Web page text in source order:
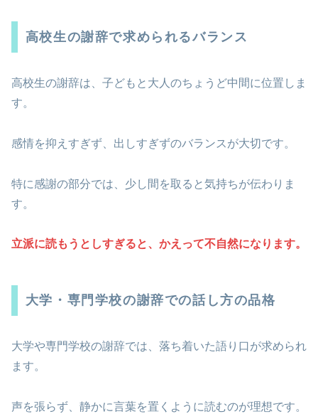
高校生の謝辞で求められるバランス
高校生の謝辞は、子どもと大人のちょうど中間に位置しま
す。
感情を抑えすぎず、出しすぎずのバランスが大切です。
特に感謝の部分では、少し間を取ると気持ちが伝わりま
す。
立派に読もうとしすぎると、かえって不自然になります。
大学・専門学校の謝辞での話し方の品格
大学や専門学校の謝辞では、落ち着いた語り口が求められ
ます。
声を張らず、静かに言葉を置くように読むのが理想です。